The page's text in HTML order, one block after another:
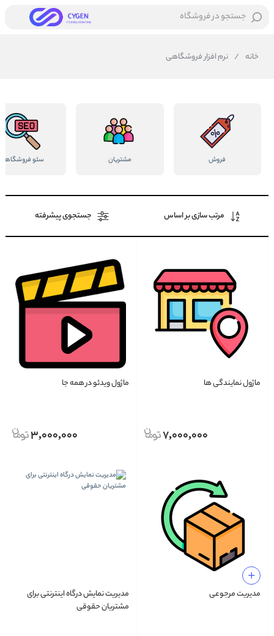
جستجو در فروشگاه
خانه / نرم افزار فروشگاهی
فروش مشتریان سئو فروشگاهی
مرتب سازی بر اساس جستجوی پیشرفته
ماژول نمایندگی ها
7,000,000
ماژول ویدئو در همه جا
3,000,000
مدیریت مرجوعی
مدیریت نمایش درگاه اینترنتی برای
مشتریان حقوقی